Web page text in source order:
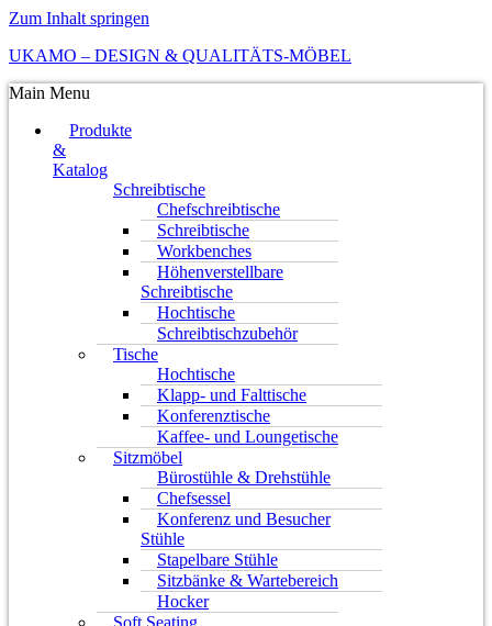
Zum Inhalt springen
UKAMO – DESIGN & QUALITÄTS-MÖBEL
Main Menu
Produkte
&
Katalog
Schreibtische
Chefschreibtische
Schreibtische
Workbenches
Höhenverstellbare
Schreibtische
Hochtische
Schreibtischzubehör
Tische
Hochtische
Klapp- und Falttische
Konferenztische
Kaffee- und Loungetische
Sitzmöbel
Bürostühle & Drehstühle
Chefsessel
Konferenz und Besucher
Stühle
Stapelbare Stühle
Sitzbänke & Wartebereich
Hocker
Soft Seating